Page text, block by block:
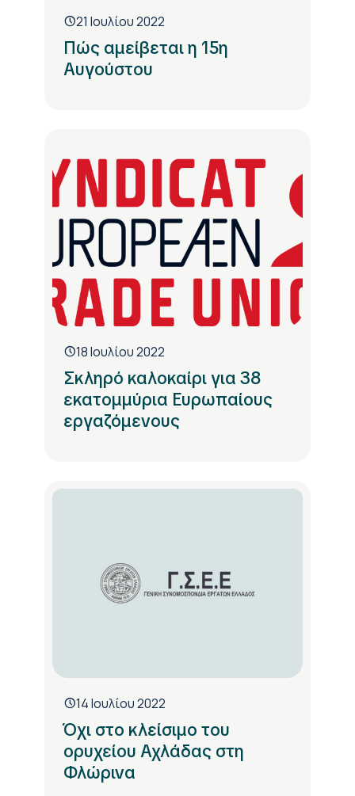
21 Ιουλίου 2022
Πώς αμείβεται η 15η
Αυγούστου
18 Ιουλίου 2022
Σκληρό καλοκαίρι για 38
εκατομμύρια Ευρωπαίους
εργαζόμενους
14 Ιουλίου 2022
Όχι στο κλείσιμο του
ορυχείου Αχλάδας στη
Φλώρινα